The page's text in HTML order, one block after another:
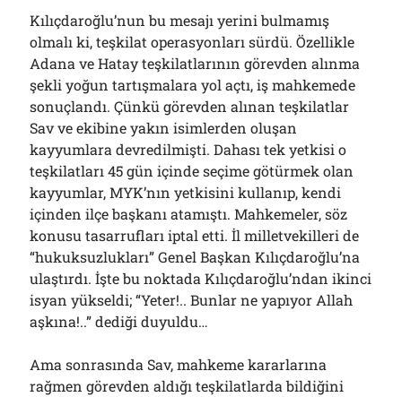
Kılıçdaroğlu’nun bu mesajı yerini bulmamış
olmalı ki, teşkilat operasyonları sürdü. Özellikle
Adana ve Hatay teşkilatlarının görevden alınma
şekli yoğun tartışmalara yol açtı, iş mahkemede
sonuçlandı. Çünkü görevden alınan teşkilatlar
Sav ve ekibine yakın isimlerden oluşan
kayyumlara devredilmişti. Dahası tek yetkisi o
teşkilatları 45 gün içinde seçime götürmek olan
kayyumlar, MYK’nın yetkisini kullanıp, kendi
içinden ilçe başkanı atamıştı. Mahkemeler, söz
konusu tasarrufları iptal etti. İl milletvekilleri de
“hukuksuzlukları” Genel Başkan Kılıçdaroğlu’na
ulaştırdı. İşte bu noktada Kılıçdaroğlu’ndan ikinci
isyan yükseldi; “Yeter!.. Bunlar ne yapıyor Allah
aşkına!..” dediği duyuldu…
Ama sonrasında Sav, mahkeme kararlarına
rağmen görevden aldığı teşkilatlarda bildiğini